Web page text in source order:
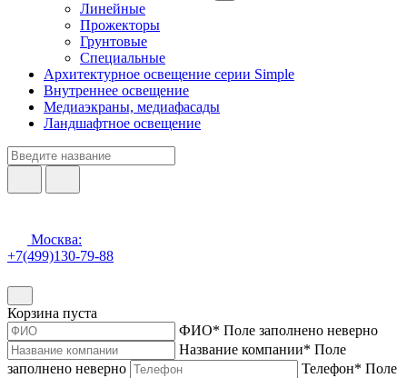
Линейные
Прожекторы
Грунтовые
Специальные
Архитектурное освещение серии Simple
Внутреннее освещение
Медиаэкраны, медиафасады
Ландшафтное освещение
Москва:
+7(499)130-79-88
Корзина пуста
ФИО* Поле заполнено неверно
Название компании* Поле
заполнено неверно
Телефон* Поле